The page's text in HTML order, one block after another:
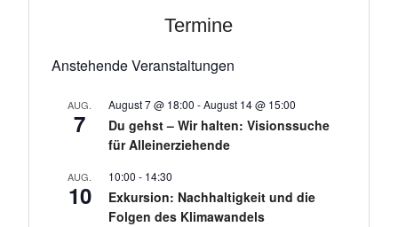
Termine
Anstehende Veranstaltungen
AUG.
7
August 7 @ 18:00 -August 14 @ 15:00
Du gehst – Wir halten: Visionssuche
für Alleinerziehende
AUG.
10
10:00 - 14:30
Exkursion: Nachhaltigkeit und die
Folgen des Klimawandels